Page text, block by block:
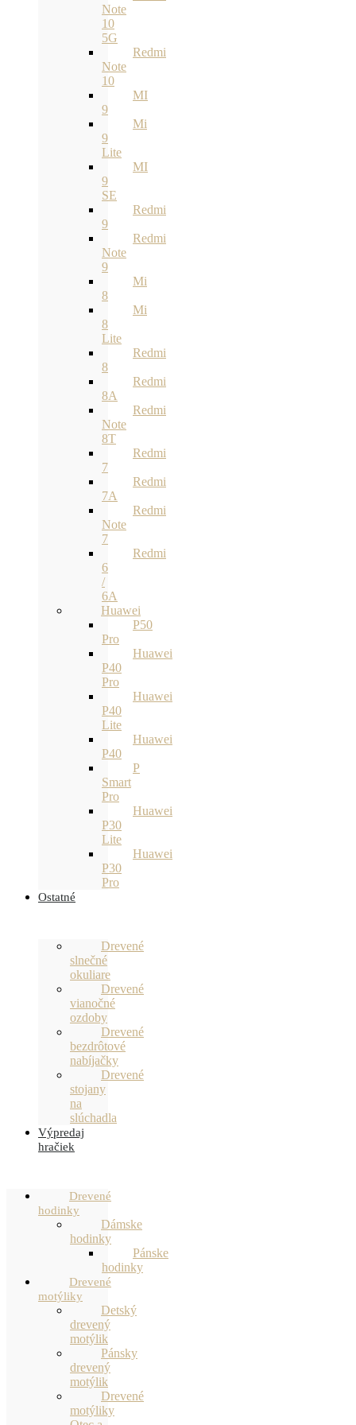
Note
10
5G
Redmi
Note
10
MI
9
Mi
9
Lite
MI
9
SE
Redmi
9
Redmi
Note
9
Mi
8
Mi
8
Lite
Redmi
8
Redmi
8A
Redmi
Note
8T
Redmi
7
Redmi
7A
Redmi
Note
7
Redmi
6
/
6A
Huawei
P50
Pro
Huawei
P40
Pro
Huawei
P40
Lite
Huawei
P40
P
Smart
Pro
Huawei
P30
Lite
Huawei
P30
Pro
Ostatné
Drevené
slnečné
okuliare
Drevené
vianočné
ozdoby
Drevené
bezdrôtové
nabíjačky
Drevené
stojany
na
slúchadla
Výpredaj
hračiek
Drevené
hodinky
Dámske
hodinky
Pánske
hodinky
Drevené
motýliky
Detský
drevený
motýlik
Pánsky
drevený
motýlik
Drevené
motýliky